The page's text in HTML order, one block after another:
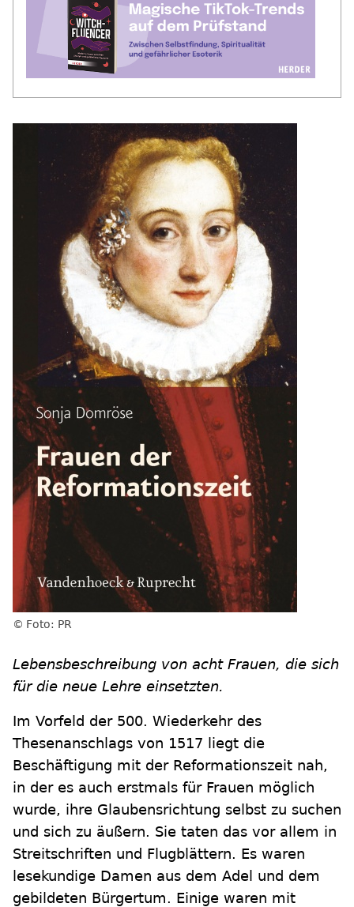
Foto: PR
Lebensbeschreibung von acht Frauen, die sich
für die neue Lehre einsetzten.
Im Vorfeld der 500. Wiederkehr des
Thesenanschlags von 1517 liegt die
Beschäftigung mit der Reformationszeit nah,
in der es auch erstmals für Frauen möglich
wurde, ihre Glaubensrichtung selbst zu suchen
und sich zu äußern. Sie taten das vor allem in
Streitschriften und Flugblättern. Es waren
lesekundige Damen aus dem Adel und dem
gebildeten Bürgertum. Einige waren mit